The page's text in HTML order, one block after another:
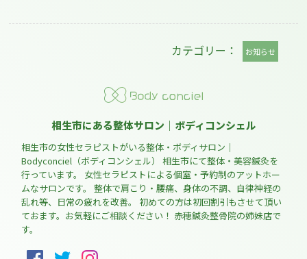
カテゴリー： お知らせ
相生市にある整体サロン｜ボディコンシェル
相生市の女性セラピストがいる整体・ボディサロン｜
Bodyconciel（ボディコンシェル） 相生市にて整体・美容鍼灸を
行っています。 女性セラピストによる個室・予約制のアットホー
ムなサロンです。 整体で肩こり・腰痛、身体の不調、自律神経の
乱れ等、日常の疲れを改善。 初めての方は初回割引もさせて頂い
ておます。お気軽にご相談ください！ 赤穂鍼灸整骨院の姉妹店で
す。